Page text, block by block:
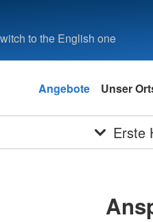
to the English one
Angebote Unser
Erste